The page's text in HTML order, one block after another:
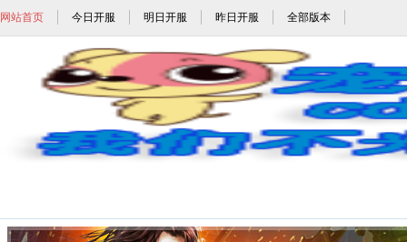
网站首页 今日开服 明日开服 昨日开服 全部版本